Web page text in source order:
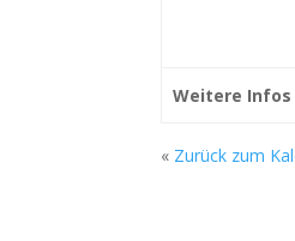
Weitere Infos
« Zurück zum